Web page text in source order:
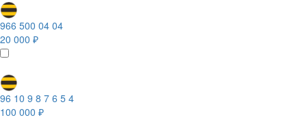
966 500 04 04
20 000 ₽
96 10 9 8 7 6 5 4
100 000 ₽